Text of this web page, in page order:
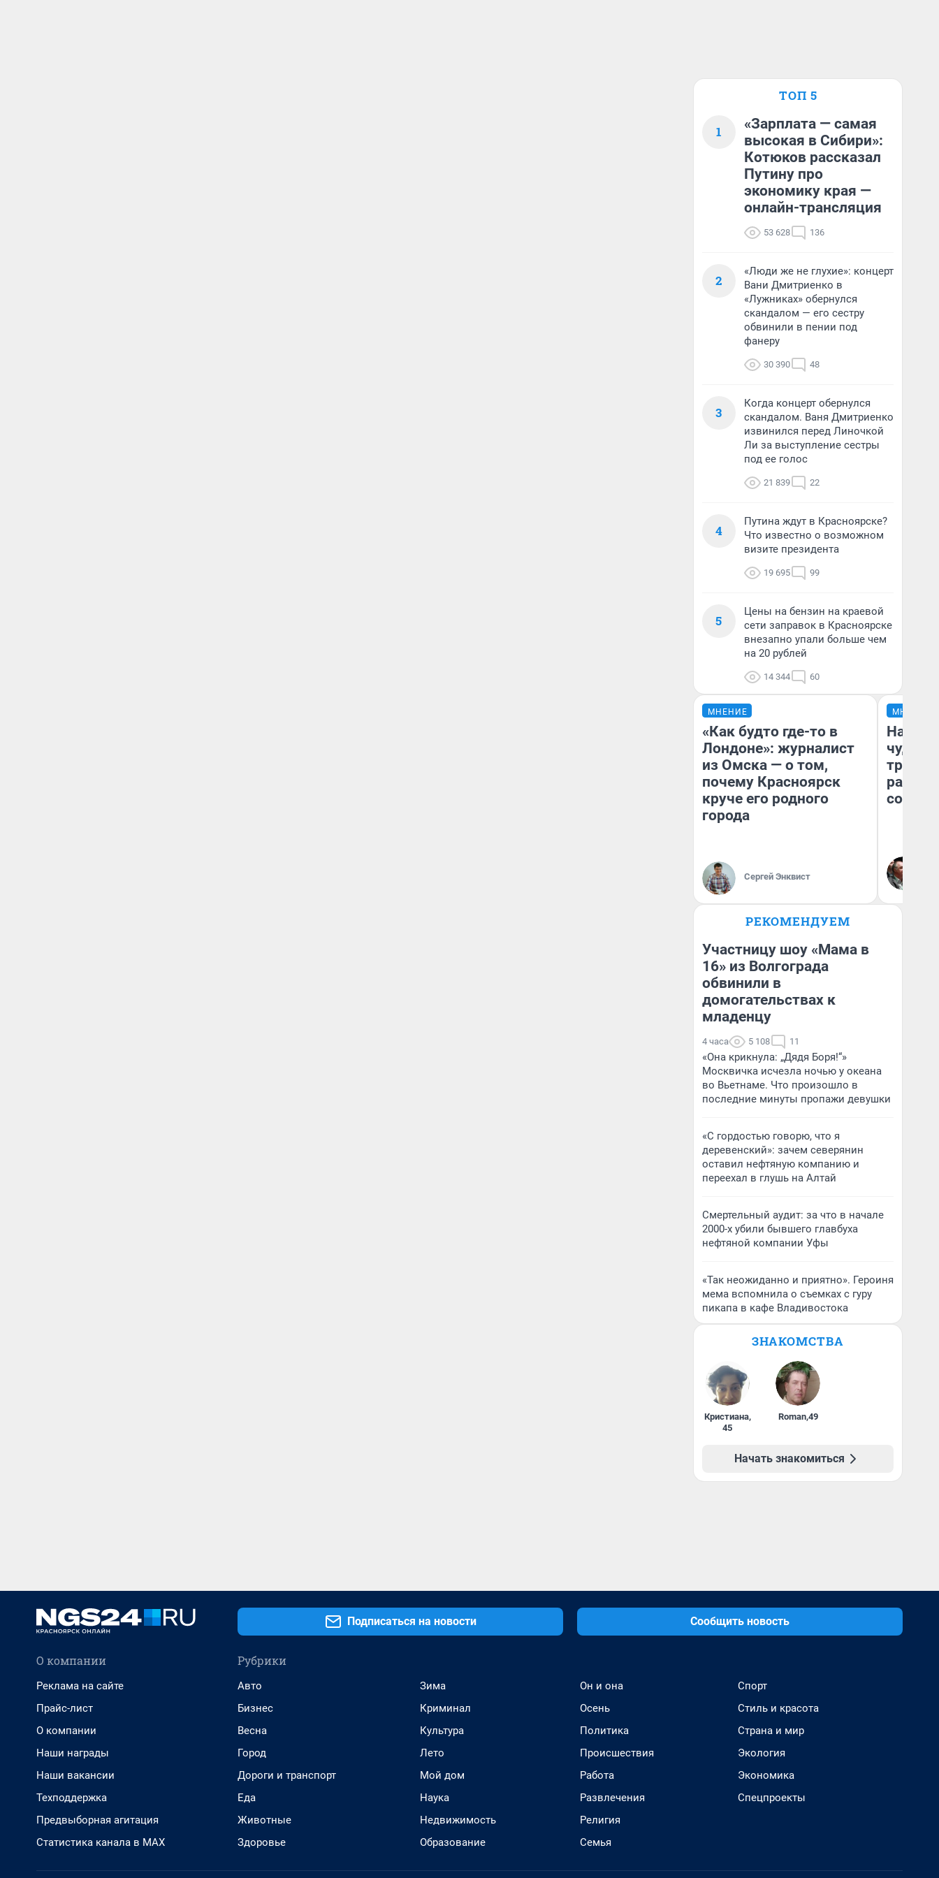
ТОП 5
1
«Зарплата — самая
высокая в Сибири»:
Котюков рассказал
Путину про
экономику края —
онлайн-трансляция
53 628 136
2
«Люди же не глухие»: концерт
Вани Дмитриенко в
«Лужниках» обернулся
скандалом — его сестру
обвинили в пении под
фанеру
30 390 48
3
Когда концерт обернулся
скандалом. Ваня Дмитриенко
извинился перед Линочкой
Ли за выступление сестры
под ее голос
21 839 22
4
Путина ждут в Красноярске?
Что известно о возможном
визите президента
19 695 99
5
Цены на бензин на краевой
сети заправок в Красноярске
внезапно упали больше чем
на 20 рублей
14 344 60
МНЕНИЕ
«Как будто где-то в
Лондоне»: журналист
из Омска — о том,
почему Красноярск
круче его родного
города
Сергей Энквист
МНЕНИЕ
чудом
РЕКОМЕНДУЕМ
Участницу шоу «Мама в
16» из Волгограда
обвинили в
домогательствах к
младенцу
4 часа 5 108 11
«Она крикнула: „Дядя Боря!“»
Москвичка исчезла ночью у океана
во Вьетнаме. Что произошло в
последние минуты пропажи девушки
«С гордостью говорю, что я
деревенский»: зачем северянин
оставил нефтяную компанию и
переехал в глушь на Алтай
Смертельный аудит: за что в начале
2000-х убили бывшего главбуха
нефтяной компании Уфы
«Так неожиданно и приятно». Героиня
мема вспомнила о съемках с гуру
пикапа в кафе Владивостока
ЗНАКОМСТВА
Кристиана,
45
Roman,49
Начать знакомиться
Подписаться на новости Сообщить новость
О компании
Реклама на сайте
Прайс-лист
О компании
Наши награды
Наши вакансии
Техподдержка
Предвыборная агитация
Статистика канала в MAX
Рубрики
Авто
Бизнес
Весна
Город
Дороги и транспорт
Еда
Животные
Здоровье
Зима
Криминал
Культура
Лето
Мой дом
Наука
Недвижимость
Образование
Он и она
Осень
Политика
Происшествия
Работа
Развлечения
Религия
Семья
Спорт
Стиль и красота
Страна и мир
Экология
Экономика
Спецпроекты